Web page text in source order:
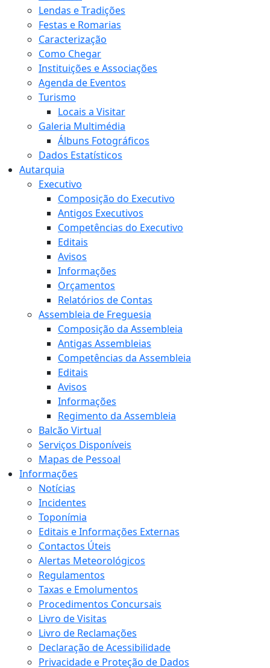
Lendas e Tradições
Festas e Romarias
Caracterização
Como Chegar
Instituições e Associações
Agenda de Eventos
Turismo
Locais a Visitar
Galeria Multimédia
Álbuns Fotográficos
Dados Estatísticos
Autarquia
Executivo
Composição do Executivo
Antigos Executivos
Competências do Executivo
Editais
Avisos
Informações
Orçamentos
Relatórios de Contas
Assembleia de Freguesia
Composição da Assembleia
Antigas Assembleias
Competências da Assembleia
Editais
Avisos
Informações
Regimento da Assembleia
Balcão Virtual
Serviços Disponíveis
Mapas de Pessoal
Informações
Notícias
Incidentes
Toponímia
Editais e Informações Externas
Contactos Úteis
Alertas Meteorológicos
Regulamentos
Taxas e Emolumentos
Procedimentos Concursais
Livro de Visitas
Livro de Reclamações
Declaração de Acessibilidade
Privacidade e Proteção de Dados